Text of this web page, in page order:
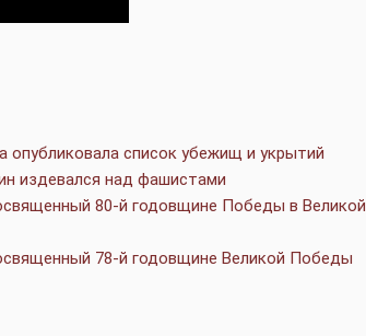
список убежищ и укрытий
издевался над фашистами
80-й годовщине Победы в Великой
78-й годовщине Великой Победы